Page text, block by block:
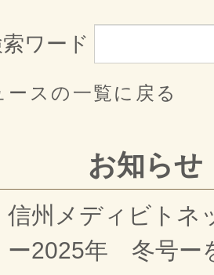
ワード
ースの一覧に戻る
お知らせ
信州メディビトネ
ー2025年 冬号ー